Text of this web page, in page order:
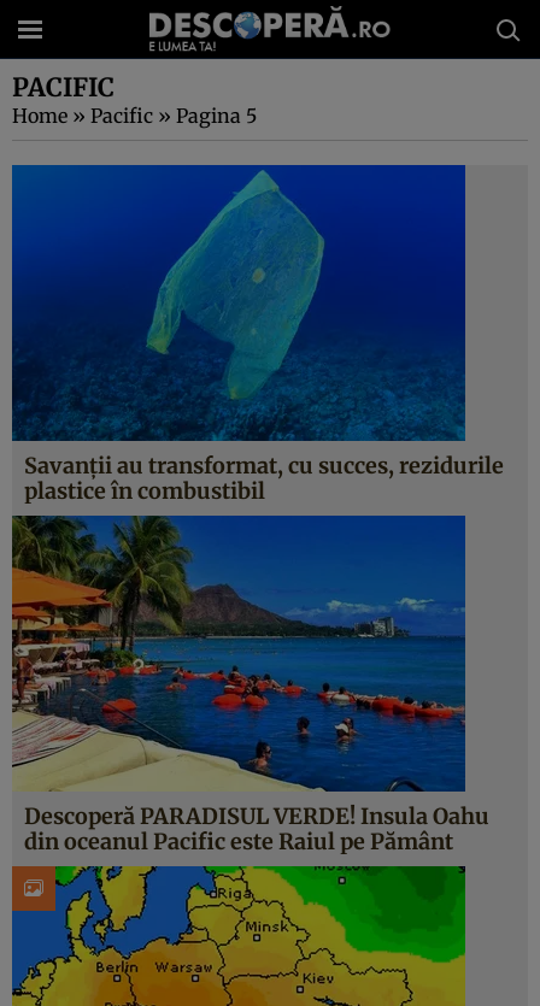
PACIFIC
Home » Pacific » Pagina 5
Savanţii au transformat, cu succes, rezidurile
plastice în combustibil
Descoperă PARADISUL VERDE! Insula Oahu
din oceanul Pacific este Raiul pe Pământ